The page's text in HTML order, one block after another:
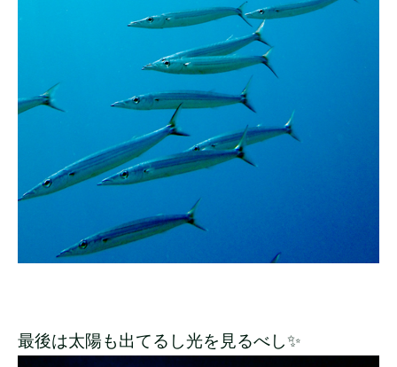
最後は太陽も出てるし光を見るべし✨